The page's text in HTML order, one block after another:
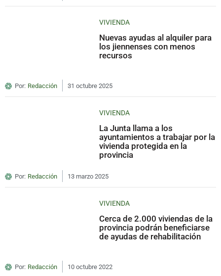
VIVIENDA
Nuevas ayudas al alquiler para
los jiennenses con menos
recursos
Por: Redacción 31 octubre 2025
VIVIENDA
La Junta llama a los
ayuntamientos a trabajar por la
vivienda protegida en la
provincia
Por: Redacción 13 marzo 2025
VIVIENDA
Cerca de 2.000 viviendas de la
provincia podrán beneficiarse
de ayudas de rehabilitación
Por: Redacción 10 octubre 2022